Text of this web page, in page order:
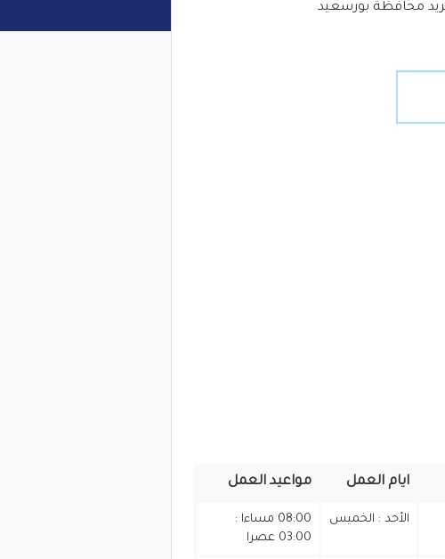
ايام العمل مواعيد العمل
الأحد : الخميس
08:00 مساءا :
03:00 عصرا